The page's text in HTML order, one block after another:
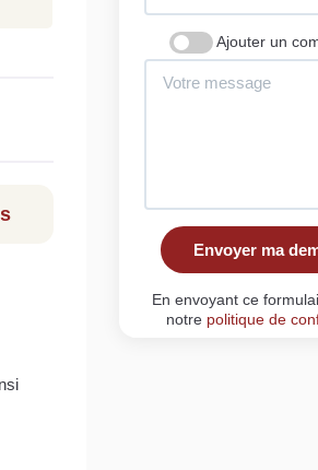
Ajouter un
Envoyer ma
En envoyant ce
notre politique de